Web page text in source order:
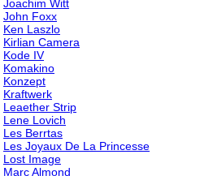
Joachim Witt
John Foxx
Ken Laszlo
Kirlian Camera
Kode IV
Komakino
Konzept
Kraftwerk
Leaether Strip
Lene Lovich
Les Berrtas
Les Joyaux De La Princesse
Lost Image
Marc Almond